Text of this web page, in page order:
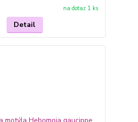
na dotaz 1 ks
Detail